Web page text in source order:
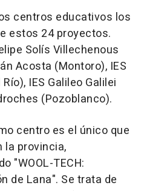
centros educativos los
estos 24 proyectos.
Solís Villechenous
Acosta (Montoro), IES
IES Galileo Galilei
(Pozoblanco).
centro es el único que
la provincia,
"WOOL-TECH:
de Lana". Se trata de